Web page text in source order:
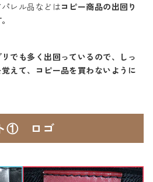
レル品などはコピー商品の出回り
でも多く出回っているので、しっ
えて、 コピー品を買わないように
① ロゴ